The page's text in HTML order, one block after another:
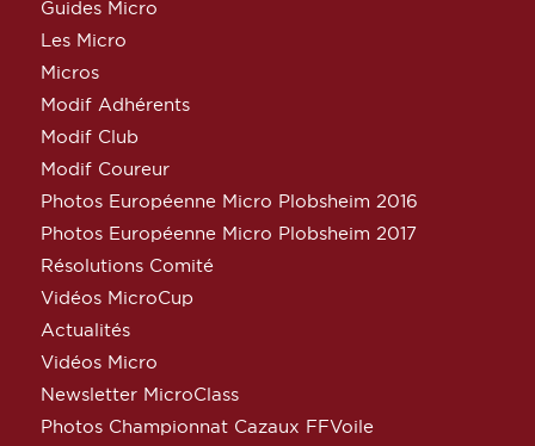
Guides Micro
Les Micro
Micros
Modif Adhérents
Modif Club
Modif Coureur
Photos Européenne Micro Plobsheim 2016
Photos Européenne Micro Plobsheim 2017
Résolutions Comité
Vidéos MicroCup
Actualités
Vidéos Micro
Newsletter MicroClass
Photos Championnat Cazaux FFVoile